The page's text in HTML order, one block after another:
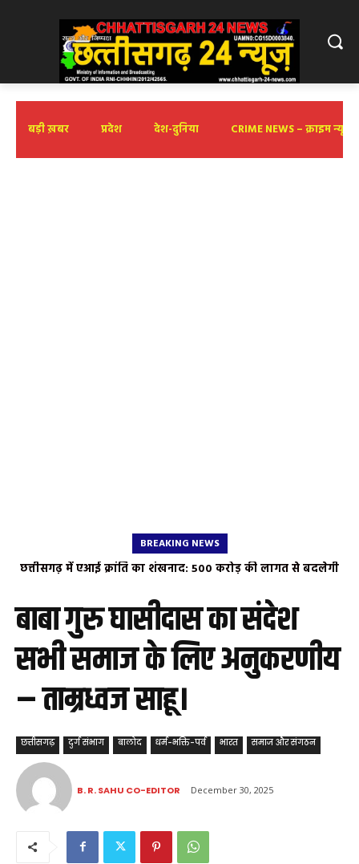
बड़ी ख़बर प्रदेश देश-दुनिया CRIME NEWS – क्राइम न्यूज़
BREAKING NEWS
छत्तीसगढ़ में एआई क्रांति का शंखनाद: 500 करोड़ की लागत से बदलेगी
सीएम साय का आभार
बाबा गुरु घासीदास का संदेश
सभी समाज के लिए अनुकरणीय
– ताम्रध्वज साहू।
छत्तीसगढ़ दुर्ग संभाग बालोद धर्म-भक्ति-पर्व भारत समाज और संगठन
B. R. SAHU CO-EDITOR December 30, 2025